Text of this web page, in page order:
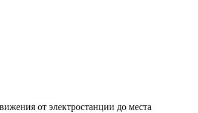
от электростанции до места